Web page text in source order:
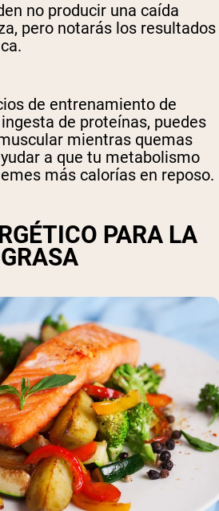
no producir una caída
pero notarás los resultados
de entrenamiento de
de proteínas, puedes
mientras quemas
a que tu metabolismo
más calorías en reposo.
PARA LA